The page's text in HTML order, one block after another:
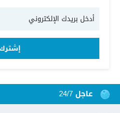
إشترك
عاجل 24/7